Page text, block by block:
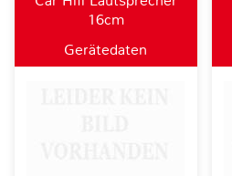
16cm
Gerätedaten